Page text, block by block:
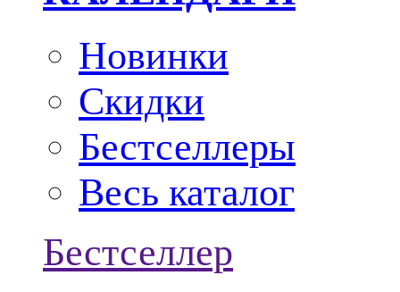
Новинки
Скидки
Бестселлеры
Весь каталог
Бестселлер